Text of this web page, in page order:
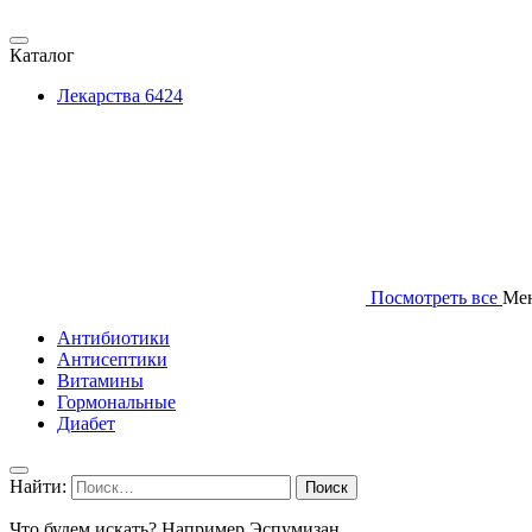
Каталог
Лекарства 6424
Посмотреть все
Антибиотики
Антисептики
Витамины
Гормональные
Диабет
Найти: